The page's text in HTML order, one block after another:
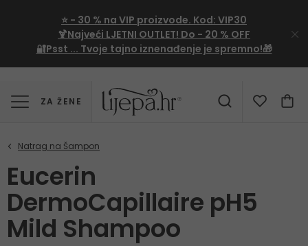
⭐ - 30 % na VIP proizvode. Kod: VIP30
🍹Najveći LJETNI OUTLET! Do - 20 % OFF
🔐Psst ... Tvoje tajno iznenađenje je spremno!🎁
ZA ŽENE
Eucerin
DermoCapillaire pH5
Mild Shampoo